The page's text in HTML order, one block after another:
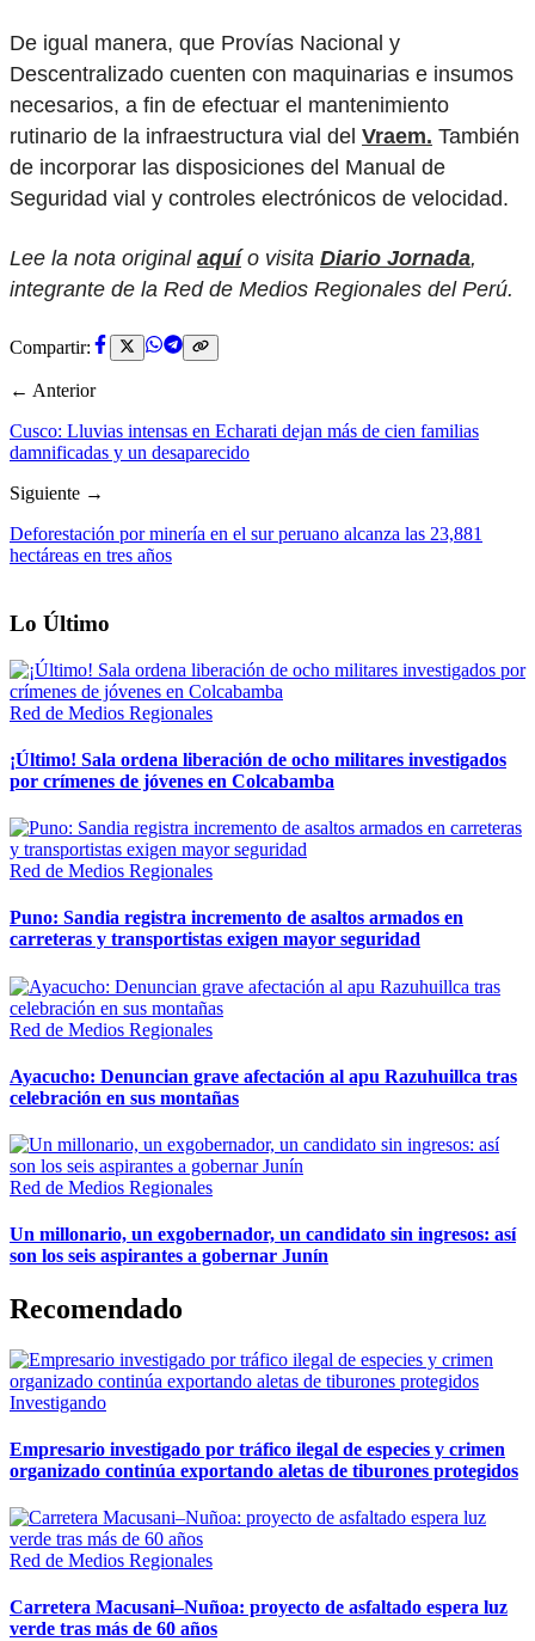
De igual manera, que Provías Nacional y
Descentralizado cuenten con maquinarias e insumos
necesarios, a fin de efectuar el mantenimiento
rutinario de la infraestructura vial del Vraem. También
de incorporar las disposiciones del Manual de
Seguridad vial y controles electrónicos de velocidad.
Lee la nota original aquío visita Diario Jornada,
integrante de la Red de Medios Regionales del Perú.
Compartir:
← Anterior
Cusco: Lluvias intensas en Echarati dejan más de cien familias
damnificadas y un desaparecido
Siguiente →
Deforestación por minería en el sur peruano alcanza las 23,881
hectáreas en tres años
Lo Último
Red de Medios Regionales
¡Último! Sala ordena liberación de ocho militares investigados
por crímenes de jóvenes en Colcabamba
Red de Medios Regionales
Puno: Sandia registra incremento de asaltos armados en
carreteras y transportistas exigen mayor seguridad
Red de Medios Regionales
Ayacucho: Denuncian grave afectación al apu Razuhuillca tras
celebración en sus montañas
Red de Medios Regionales
Un millonario, un exgobernador, un candidato sin ingresos: así
son los seis aspirantes a gobernar Junín
Recomendado
Investigando
Empresario investigado por tráfico ilegal de especies y crimen
organizado continúa exportando aletas de tiburones protegidos
Red de Medios Regionales
Carretera Macusani–Nuñoa: proyecto de asfaltado espera luz
verde tras más de 60 años